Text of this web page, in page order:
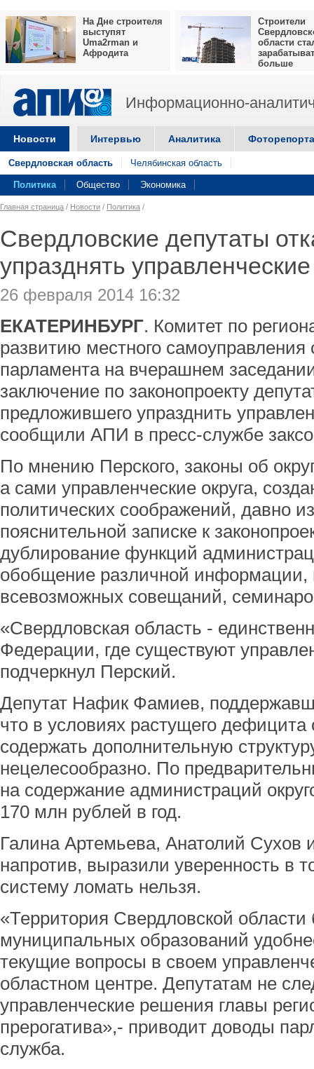
На Дне строителя
выступят
Uma2rman и
Афродита
Строители
области
больше
Информационно-
Новости Интервью Аналитика
Свердловская область Челябинская область
Политика Общество Экономика
Главная страница / Новости / Политика /
Свердловские депутаты
упразднять управленческие
26 февраля 2014 16:32
ЕКАТЕРИНБУРГ. Комитет по
развитию местного самоуправления
парламента на вчерашнем
заключение по законопроекту
предложившего упразднить
сообщили АПИ в пресс-службе
По мнению Перского, законы об
а сами управленческие округа,
политических соображений, давно
пояснительной записке к
дублирование функций
обобщение различной информации,
всевозможных совещаний,
«Свердловская область -
Федерации, где существуют
подчеркнул Перский.
Депутат Нафик Фамиев,
что в условиях растущего дефицита
содержать дополнительную
нецелесообразно. По
на содержание администраций
170 млн рублей в год.
Галина Артемьева, Анатолий Сухов
напротив, выразили уверенность в
систему ломать нельзя.
«Территория Свердловской
муниципальных образований
текущие вопросы в своем
областном центре. Депутатам не
управленческие решения главы
прерогатива»,- приводит доводы
служба.